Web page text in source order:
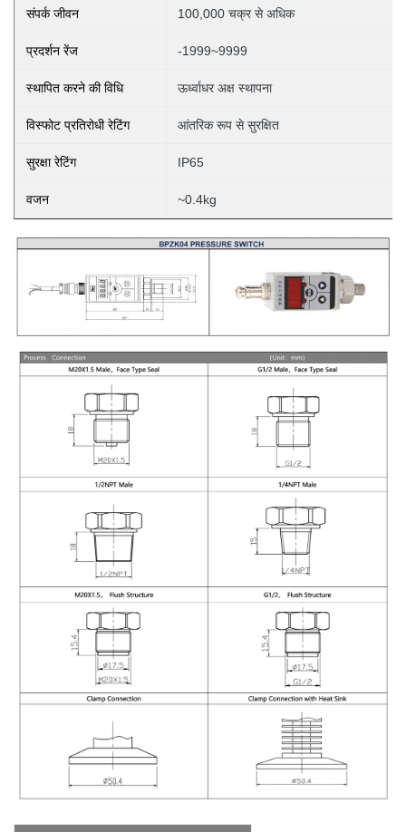
संपर्क जीवन 100,000 चक्र से अधिक
प्रदर्शन रेंज -1999~9999
स्थापित करने की विधि ऊर्ध्वाधर अक्ष स्थापना
विस्फोट प्रतिरोधी रेटिंग आंतरिक रूप से सुरक्षित
सुरक्षा रेटिंग IP65
वजन ~0.4kg